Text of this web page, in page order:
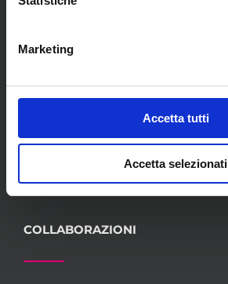
Marketing
Accetta tutti
Accetta selezionati
Meccanica
Convenzioni
COLLABORAZIONI